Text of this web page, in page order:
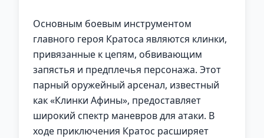
Основным боевым инструментом
главного героя Кратоса являются клинки,
привязанные к цепям, обвивающим
запястья и предплечья персонажа. Этот
парный оружейный арсенал, известный
как «Клинки Афины», предоставляет
широкий спектр маневров для атаки. В
ходе приключения Кратос расширяет